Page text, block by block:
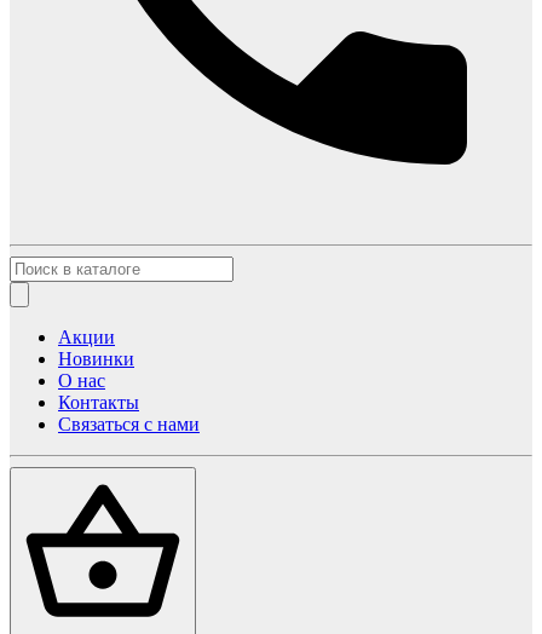
Акции
Новинки
О нас
Контакты
Связаться с нами